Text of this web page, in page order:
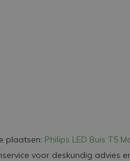
plaatsen: Philips LED Buis T5
voor deskundig advies